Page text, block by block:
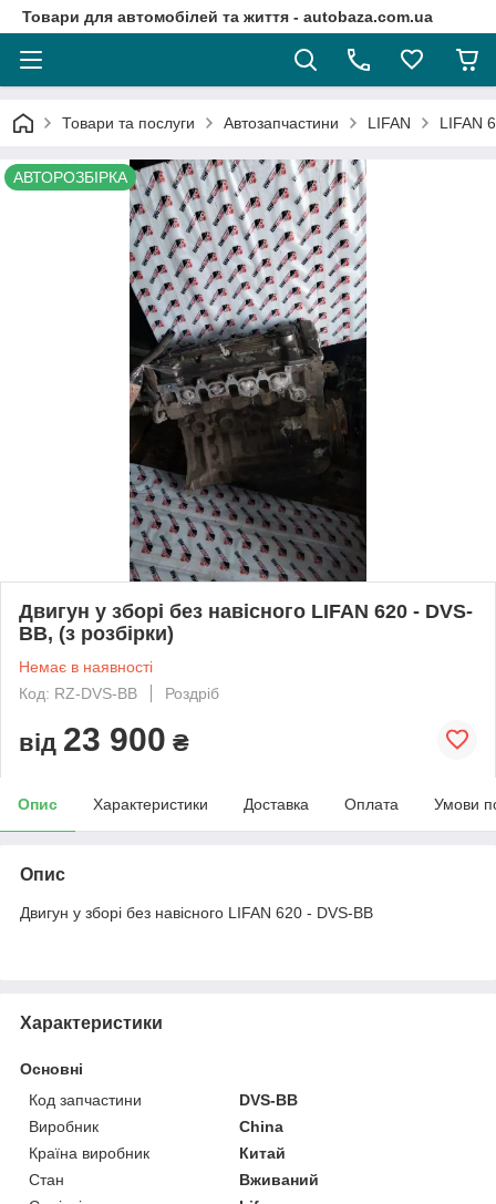
Товари для автомобілей та життя - autobaza.com.ua
Товари та послуги Автозапчастини LIFAN LIFAN
АВТОРОЗБІРКА
Двигун у зборі без навісного LIFAN 620 - DVS-
BB, (з розбірки)
Немає в наявності
Код: RZ-DVS-BB
Роздріб
від 23 900 ₴
Опис Характеристики Доставка Оплата Умови
Опис
Двигун у зборі без навісного LIFAN 620 - DVS-BB
Характеристики
Основні
Код запчастини
DVS-BB
Виробник
China
Країна виробник
Китай
Стан
Вживаний